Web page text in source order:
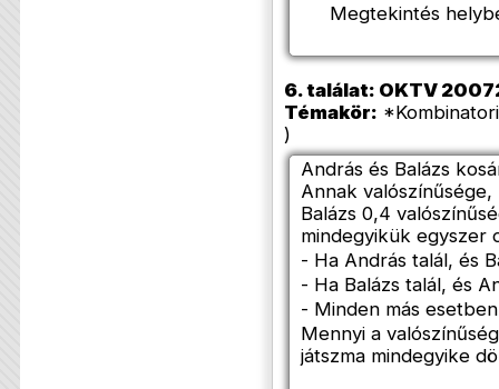
Megtekintés
6. találat: OKTV
Témakör:
)
András és Balázs
Annak
Balázs 0,4
mindegyikük egyszer
- Ha András talál, és
- Ha Balázs talál, és
- Minden más
Mennyi a
játszma mindegyike